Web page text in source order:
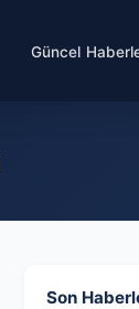
Güncel
Son